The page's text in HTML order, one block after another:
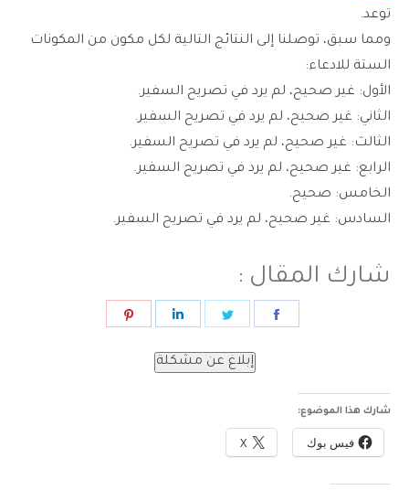
توعد.
ومما سبق، توصلنا إلى النتائج التالية لكل مكون من المكونات
الستة للادعاء:
الأول: غير صحيح، لم يرد في تصريح السفير.
الثاني: غير صحيح، لم يرد في تصريح السفير.
الثالث: غير صحيح، لم يرد في تصريح السفير.
الرابع: غير صحيح، لم يرد في تصريح السفير.
الخامس: صحيح.
السادس: غير صحيح، لم يرد في تصريح السفير.
شارك المقال :
Facebook
Twitter
LinkedInإبلاغ عن مشكلة
شارك هذا الموضوع:
فيس بوك X